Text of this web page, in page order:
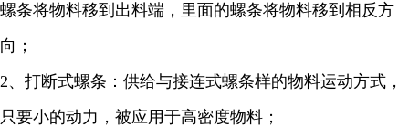
螺条将物料移到出料端，里面的螺条将物料移到相反方
向；
2、打断式螺条：供给与接连式螺条样的物料运动方式，
只要小的动力，被应用于高密度物料；